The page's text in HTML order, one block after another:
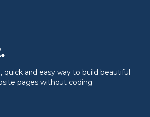
quick and easy way to build beautiful
pages without coding